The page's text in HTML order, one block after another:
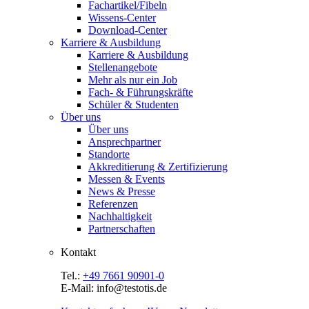
Fachartikel/Fibeln
Wissens-Center
Download-Center
Karriere & Ausbildung
Karriere & Ausbildung
Stellenangebote
Mehr als nur ein Job
Fach- & Führungskräfte
Schüler & Studenten
Über uns
Über uns
Ansprechpartner
Standorte
Akkreditierung & Zertifizierung
Messen & Events
News & Presse
Referenzen
Nachhaltigkeit
Partnerschaften
Kontakt
Tel.: +49 7661 90901-0
E-Mail: info@testotis.de